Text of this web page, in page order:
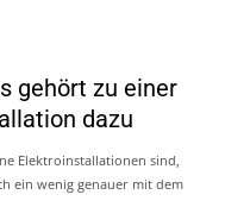
gehört zu einer
dazu
Elektroinstallationen sind,
ein wenig genauer mit dem